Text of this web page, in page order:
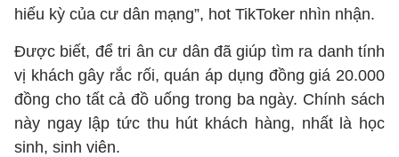
hiếu kỳ của cư dân mạng”, hot TikToker nhìn nhận.
Được biết, để tri ân cư dân đã giúp tìm ra danh tính
vị khách gây rắc rối, quán áp dụng đồng giá 20.000
đồng cho tất cả đồ uống trong ba ngày. Chính sách
này ngay lập tức thu hút khách hàng, nhất là học
sinh, sinh viên.